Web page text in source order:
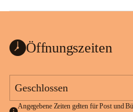
Öffnungszeiten
Geschlossen
Angegebene Zeiten gelten für Post und